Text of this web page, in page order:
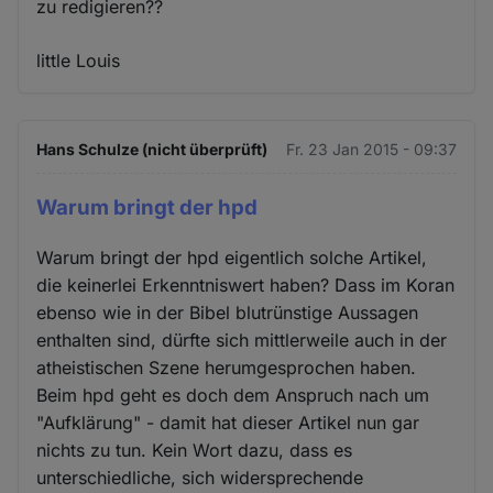
zu redigieren??
little Louis
Hans Schulze (nicht überprüft) Fr. 23 Jan 2015 - 09:37
Warum bringt der hpd
Warum bringt der hpd eigentlich solche Artikel,
die keinerlei Erkenntniswert haben? Dass im Koran
ebenso wie in der Bibel blutrünstige Aussagen
enthalten sind, dürfte sich mittlerweile auch in der
atheistischen Szene herumgesprochen haben.
Beim hpd geht es doch dem Anspruch nach um
"Aufklärung" - damit hat dieser Artikel nun gar
nichts zu tun. Kein Wort dazu, dass es
unterschiedliche, sich widersprechende